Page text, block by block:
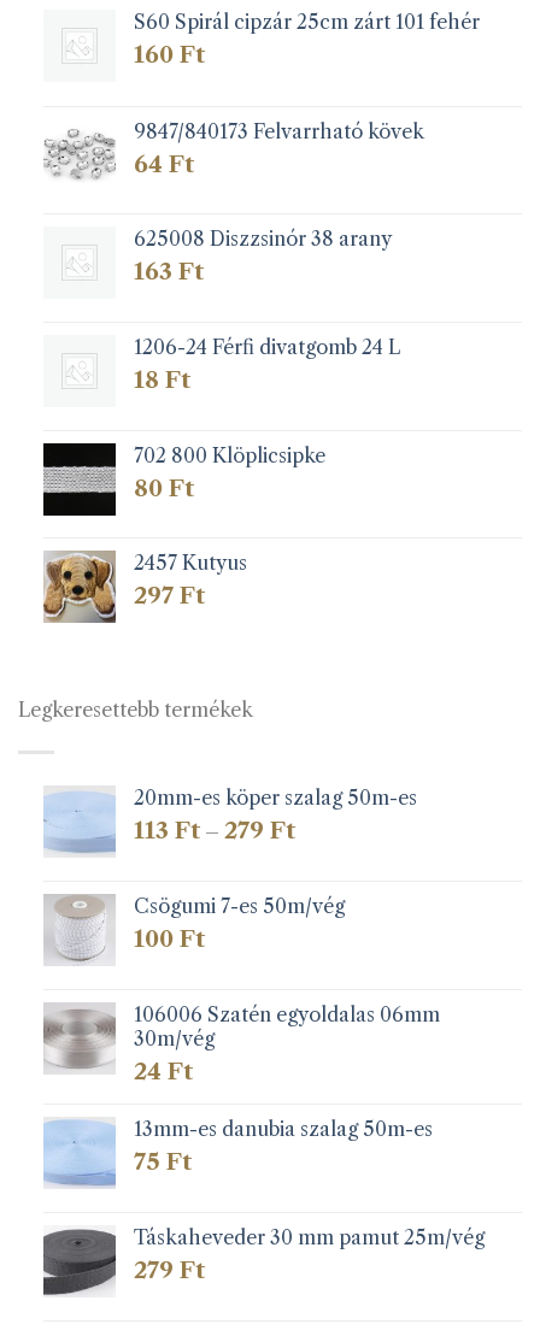
S60 Spirál cipzár 25cm zárt 101 fehér
160 Ft
9847/840173 Felvarrható kövek
64 Ft
625008 Diszzsinór 38 arany
163 Ft
1206-24 Férfi divatgomb 24 L
18 Ft
702 800 Klöplicsipke
80 Ft
2457 Kutyus
297 Ft
Legkeresettebb termékek
20mm-es köper szalag 50m-es
113 Ft – 279 FtÁrtartomány:
279 Ft
Csögumi 7-es 50m/vég
100 Ft
106006 Szatén egyoldalas 06mm
30m/vég
24 Ft
13mm-es danubia szalag 50m-es
75 Ft
Táskaheveder 30 mm pamut 25m/vég
279 Ft